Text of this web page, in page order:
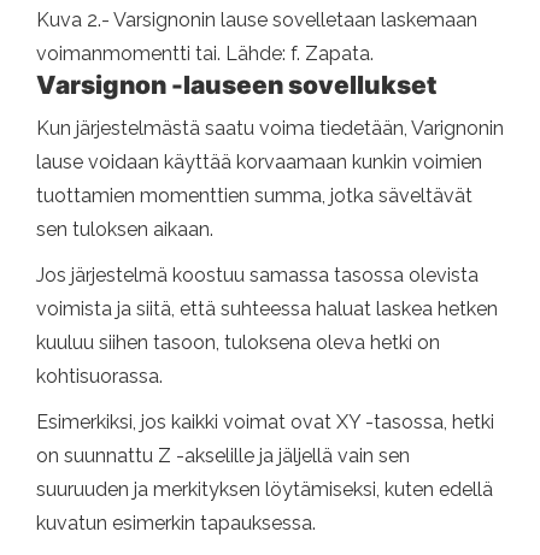
Kuva 2.- Varsignonin lause sovelletaan laskemaan
voimanmomentti tai. Lähde: f. Zapata.
Varsignon -lauseen sovellukset
Kun järjestelmästä saatu voima tiedetään, Varignonin
lause voidaan käyttää korvaamaan kunkin voimien
tuottamien momenttien summa, jotka säveltävät
sen tuloksen aikaan.
Jos järjestelmä koostuu samassa tasossa olevista
voimista ja siitä, että suhteessa haluat laskea hetken
kuuluu siihen tasoon, tuloksena oleva hetki on
kohtisuorassa.
Esimerkiksi, jos kaikki voimat ovat XY -tasossa, hetki
on suunnattu Z -akselille ja jäljellä vain sen
suuruuden ja merkityksen löytämiseksi, kuten edellä
kuvatun esimerkin tapauksessa.